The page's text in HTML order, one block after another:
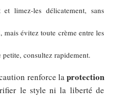
limez-les délicatement, sans
évitez toute crème entre les
petite, consultez rapidement.
renforce laprotection
le style ni la liberté de